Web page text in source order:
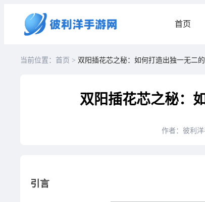
首页
当前位置：首页 > 双阳插花芯之秘：如何打造出独一无二的
双阳插花芯之秘：
作者：彼利洋
引言